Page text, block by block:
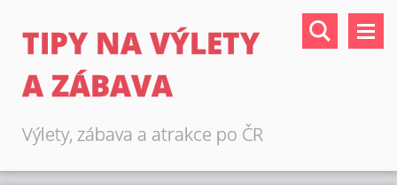
TIPY NA VÝLETY
A ZÁBAVA
Výlety, zábava a atrakce po ČR